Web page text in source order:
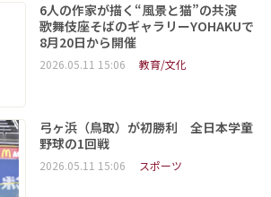
6人の作家が描く“風景と猫”の共演
歌舞伎座そばのギャラリーYOHAKUで
8月20日から開催
2026.05.11 15:06 教育/文化
弓ヶ浜（鳥取）が初勝利 全日本学童
野球の1回戦
2026.05.11 15:06 スポーツ